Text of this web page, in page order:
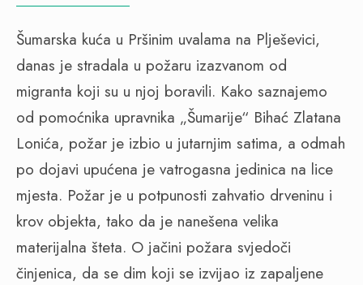
Šumarska kuća u Pršinim uvalama na Plješevici,
danas je stradala u požaru izazvanom od
migranta koji su u njoj boravili. Kako saznajemo
od pomoćnika upravnika „Šumarije“ Bihać Zlatana
Lonića, požar je izbio u jutarnjim satima, a odmah
po dojavi upućena je vatrogasna jedinica na lice
mjesta. Požar je u potpunosti zahvatio drveninu i
krov objekta, tako da je nanešena velika
materijalna šteta. O jačini požara svjedoči
činjenica, da se dim koji se izvijao iz zapaljene